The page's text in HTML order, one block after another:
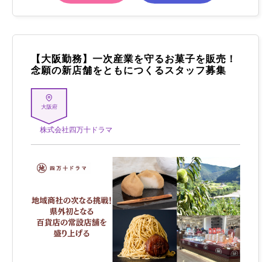
【大阪勤務】一次産業を守るお菓子を販売！
念願の新店舗をともにつくるスタッフ募集
大阪府
株式会社四万十ドラマ